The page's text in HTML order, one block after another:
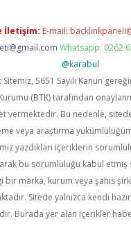
İletişim: E-mail:
Whatsapp: 0262
@karabul
Sitemiz, 5651 Sayılı Kanun
(BTK) tarafından
vermektedir. Bu nedenle,
veya araştırma
yazdıkları içeriklerin
bu sorumluluğu kabul etmiş
bir marka, kurum veya şahıs
Sitede yalnızca kendi
Burada yer alan içerikler